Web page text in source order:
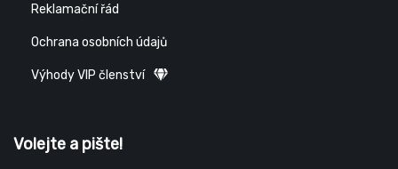
Reklamační řád
Ochrana osobních údajů
Výhody VIP členství
Volejte a pište!